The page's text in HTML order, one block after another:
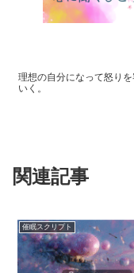
理想の自分になって怒り
いく。
関連記事
催眠スクリプト